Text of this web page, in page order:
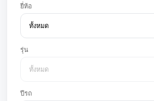
ยี่ห้อ
รุ่น
ปีรถ